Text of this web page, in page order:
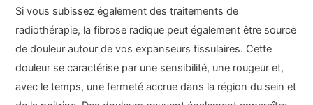
Si vous subissez également des traitements de
radiothérapie, la fibrose radique peut également être source
de douleur autour de vos expanseurs tissulaires. Cette
douleur se caractérise par une sensibilité, une rougeur et,
avec le temps, une fermeté accrue dans la région du sein et